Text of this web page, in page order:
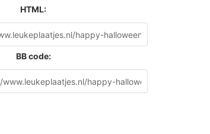
HTML:
BB code: